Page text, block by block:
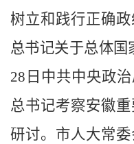
树立和践行正确
总书记关于总体国
28日中共中央政
总书记考察安徽
研讨。市人大常